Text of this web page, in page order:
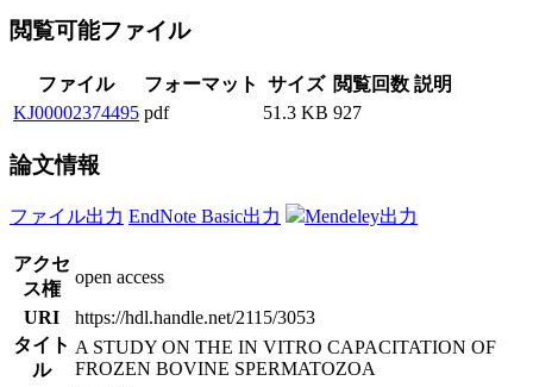
閲覧可能ファイル
ファイル フォーマット サイズ 閲覧回数 説明
KJ00002374495 pdf 51.3 KB 927
論文情報
ファイル出力 EndNote Basic出力 Mendeley出力
アクセ
ス権
open access
URI
https://hdl.handle.net/2115/3053
タイト
ル
A STUDY ON THE IN VITRO CAPACITATION OF
FROZEN BOVINE SPERMATOZOA